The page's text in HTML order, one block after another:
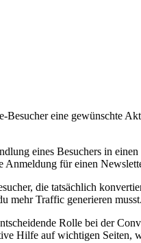
Besucher eine gewünschte
eines Besuchers in
Anmeldung für einen
die tatsächlich
mehr Traffic generieren musst.
Rolle bei der
Hilfe auf wichtigen Seiten,